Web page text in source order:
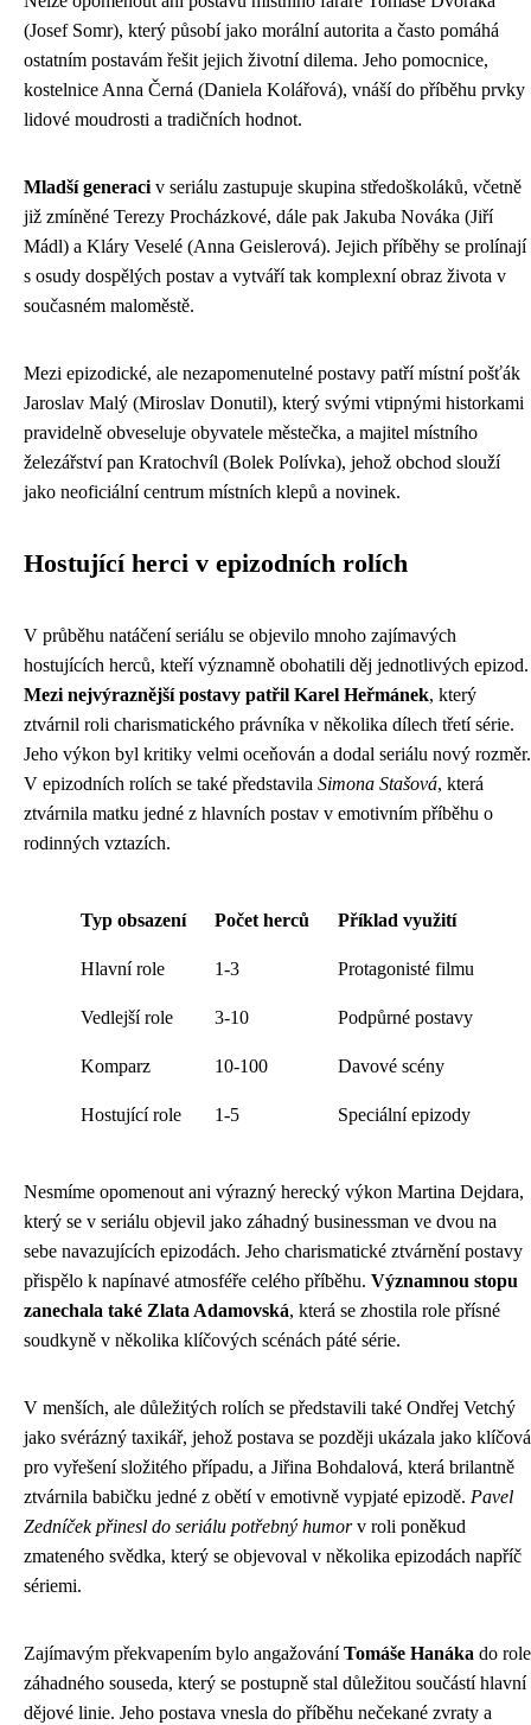
(Josef Somr), který působí jako morální autorita a často pomáhá
ostatním postavám řešit jejich životní dilema. Jeho pomocnice,
kostelnice Anna Černá (Daniela Kolářová), vnáší do příběhu prvky
lidové moudrosti a tradičních hodnot.
Mladší generaci v seriálu zastupuje skupina středoškoláků, včetně
již zmíněné Terezy Procházkové, dále pak Jakuba Nováka (Jiří
Mádl) a Kláry Veselé (Anna Geislerová). Jejich příběhy se prolínají
s osudy dospělých postav a vytváří tak komplexní obraz života v
současném maloměstě.
Mezi epizodické, ale nezapomenutelné postavy patří místní pošťák
Jaroslav Malý (Miroslav Donutil), který svými vtipnými historkami
pravidelně obveseluje obyvatele městečka, a majitel místního
železářství pan Kratochvíl (Bolek Polívka), jehož obchod slouží
jako neoficiální centrum místních klepů a novinek.
Hostující herci v epizodních rolích
V průběhu natáčení seriálu se objevilo mnoho zajímavých
hostujících herců, kteří významně obohatili děj jednotlivých epizod.
Mezi nejvýraznější postavy patřil Karel Heřmánek, který
ztvárnil roli charismatického právníka v několika dílech třetí série.
Jeho výkon byl kritiky velmi oceňován a dodal seriálu nový rozměr.
V epizodních rolích se také představila Simona Stašová, která
ztvárnila matku jedné z hlavních postav v emotivním příběhu o
rodinných vztazích.
Typ obsazení Počet herců Příklad využití
Hlavní role 1-3 Protagonisté filmu
Vedlejší role 3-10 Podpůrné postavy
Komparz 10-100 Davové scény
Hostující role 1-5 Speciální epizody
Nesmíme opomenout ani výrazný herecký výkon Martina Dejdara,
který se v seriálu objevil jako záhadný businessman ve dvou na
sebe navazujících epizodách. Jeho charismatické ztvárnění postavy
přispělo k napínavé atmosféře celého příběhu. Významnou stopu
zanechala také Zlata Adamovská, která se zhostila role přísné
soudkyně v několika klíčových scénách páté série.
V menších, ale důležitých rolích se představili také Ondřej Vetchý
jako svérázný taxikář, jehož postava se později ukázala jako klíčová
pro vyřešení složitého případu, a Jiřina Bohdalová, která brilantně
ztvárnila babičku jedné z obětí v emotivně vypjaté epizodě. Pavel
Zedníček přinesl do seriálu potřebný humorv roli poněkud
zmateného svědka, který se objevoval v několika epizodách napříč
sériemi.
Zajímavým překvapením bylo angažováníTomáše Hanáka do role
záhadného souseda, který se postupně stal důležitou součástí hlavní
dějové linie. Jeho postava vnesla do příběhu nečekané zvraty a